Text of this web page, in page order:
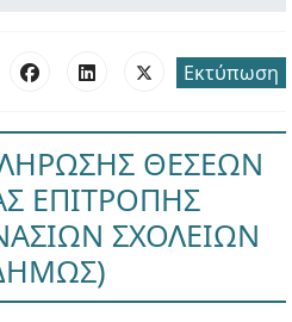
Εκτύπωση
ΘΕΣΕΩΝ
ΕΠΙΤΡΟΠΗΣ
ΣΧΟΛΕΙΩΝ